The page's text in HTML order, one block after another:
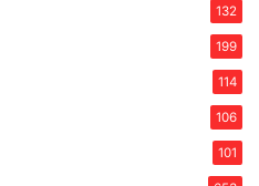
132
199
114
106
101